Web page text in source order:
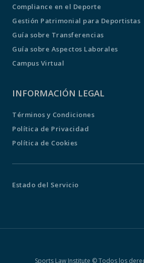
Compliance en el Deporte
Gestión Patrimonial para Deportistas
Guía sobre Transferencias
Guía sobre Aspectos Laborales
Campus Virtual
INFORMACIÓN LEGAL
Términos y Condiciones
Política de Privacidad
Política de Cookies
Estado del Servicio
Sports Law Institute © Todos los